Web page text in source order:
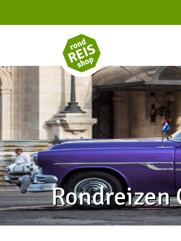
Rondreizen